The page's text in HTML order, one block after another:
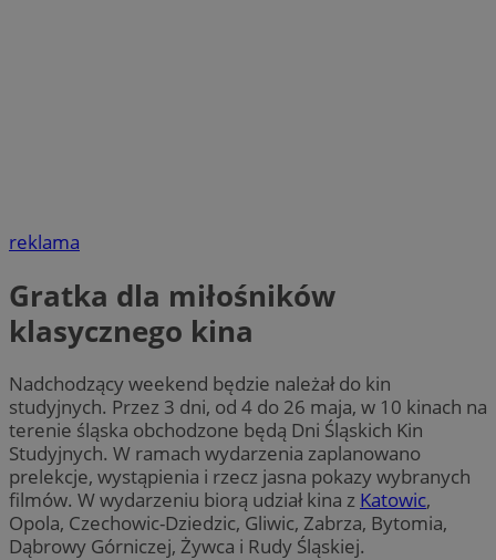
reklama
Gratka dla miłośników
klasycznego kina
Nadchodzący weekend będzie należał do kin
studyjnych. Przez 3 dni, od 4 do 26 maja, w 10 kinach na
terenie śląska obchodzone będą Dni Śląskich Kin
Studyjnych. W ramach wydarzenia zaplanowano
prelekcje, wystąpienia i rzecz jasna pokazy wybranych
filmów. W wydarzeniu biorą udział kina z Katowic,
Opola, Czechowic-Dziedzic, Gliwic, Zabrza, Bytomia,
Dąbrowy Górniczej, Żywca i Rudy Śląskiej.